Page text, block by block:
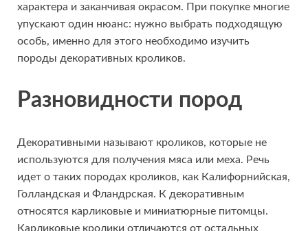
характера и заканчивая окрасом. При покупке многие
упускают один нюанс: нужно выбрать подходящую
особь, именно для этого необходимо изучить
породы декоративных кроликов.
Разновидности пород
Декоративными называют кроликов, которые не
используются для получения мяса или меха. Речь
идет о таких породах кроликов, как Калифорнийская,
Голландская и Фландрская. К декоративным
относятся карликовые и миниатюрные питомцы.
Карликовые кролики отличаются от остальных